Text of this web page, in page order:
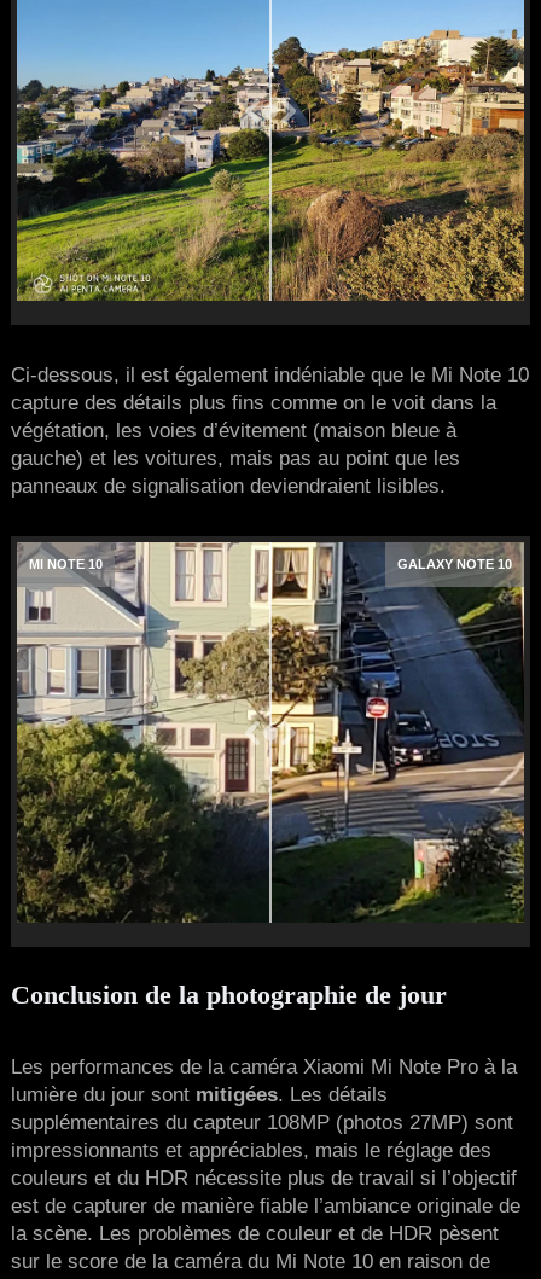
Ci-dessous, il est également indéniable que le Mi Note 10
capture des détails plus fins comme on le voit dans la
végétation, les voies d’évitement (maison bleue à
gauche) et les voitures, mais pas au point que les
panneaux de signalisation deviendraient lisibles.
MI NOTE 10 GALAXY NOTE 10
Conclusion de la photographie de jour
Les performances de la caméra Xiaomi Mi Note Pro à la
lumière du jour sont mitigées. Les détails
supplémentaires du capteur 108MP (photos 27MP) sont
impressionnants et appréciables, mais le réglage des
couleurs et du HDR nécessite plus de travail si l’objectif
est de capturer de manière fiable l’ambiance originale de
la scène. Les problèmes de couleur et de HDR pèsent
sur le score de la caméra du Mi Note 10 en raison de